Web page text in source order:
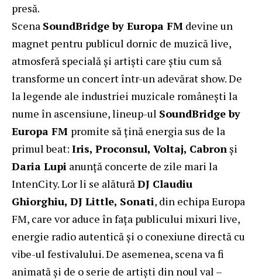
presă.
Scena SoundBridge by Europa FM devine un
magnet pentru publicul dornic de muzică live,
atmosferă specială și artiști care știu cum să
transforme un concert într-un adevărat show. De
la legende ale industriei muzicale românești la
nume în ascensiune, lineup-ul SoundBridge by
Europa FM promite să țină energia sus de la
primul beat: Iris, Proconsul, Voltaj, Cabron și
Daria Lupi anunță concerte de zile mari la
IntenCity. Lor li se alătură DJ Claudiu
Ghiorghiu, DJ Little, Sonati, din echipa Europa
FM, care vor aduce în fața publicului mixuri live,
energie radio autentică și o conexiune directă cu
vibe-ul festivalului. De asemenea, scena va fi
animată și de o serie de artiști din noul val –